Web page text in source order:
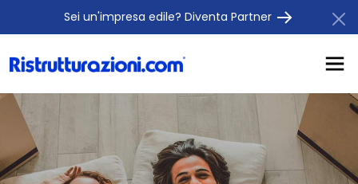
Sei un'impresa edile? Diventa Partner